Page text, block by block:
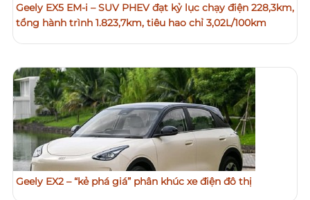
Geely EX5 EM-i – SUV PHEV đạt kỷ lục chạy điện 228,3km,
tổng hành trình 1.823,7km, tiêu hao chỉ 3,02L/100km
Geely EX2 – “kẻ phá giá” phân khúc xe điện đô thị